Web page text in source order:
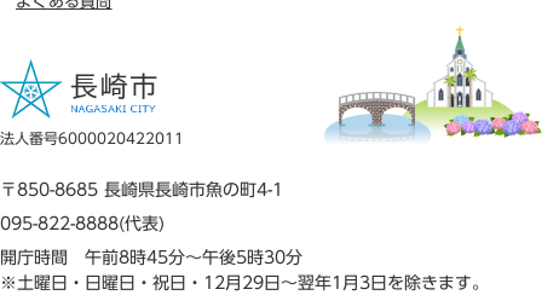
法人番号6000020422011
〒850-8685 長崎県長崎市魚の町4-1
095-822-8888(代表)
開庁時間 午前8時45分～午後5時30分
※土曜日・日曜日・祝日・12月29日～翌年1月3日を除きます。